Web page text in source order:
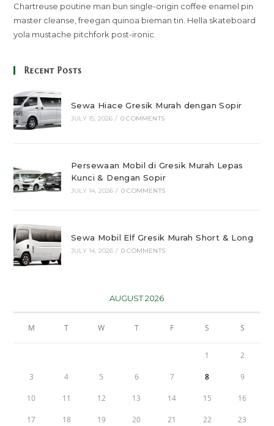
Chartreuse poutine man bun single-origin coffee enamel pin
master cleanse, freegan quinoa bieman tin. Hella skateboard
yola mustache pitchfork post-ironic.
Recent Posts
Sewa Hiace Gresik Murah dengan Sopir
JULY 15, 2026 / 0 COMMENTS
Persewaan Mobil di Gresik Murah Lepas
Kunci & Dengan Sopir
JULY 14, 2026 / 0 COMMENTS
Sewa Mobil Elf Gresik Murah Short & Long
JULY 14, 2026 / 0 COMMENTS
AUGUST 2026
M T W T F S S
1 2
3 4 5 6 7 8 9
10 11 12 13 14 15 16
17 18 19 20 21 22 23